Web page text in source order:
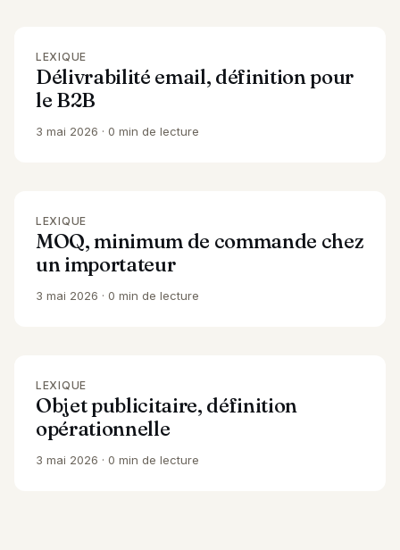
LEXIQUE
Délivrabilité email, définition pour
le B2B
3 mai 2026 0 min de lecture
LEXIQUE
MOQ, minimum de commande chez
un importateur
3 mai 2026 0 min de lecture
LEXIQUE
Objet publicitaire, définition
opérationnelle
3 mai 2026 0 min de lecture